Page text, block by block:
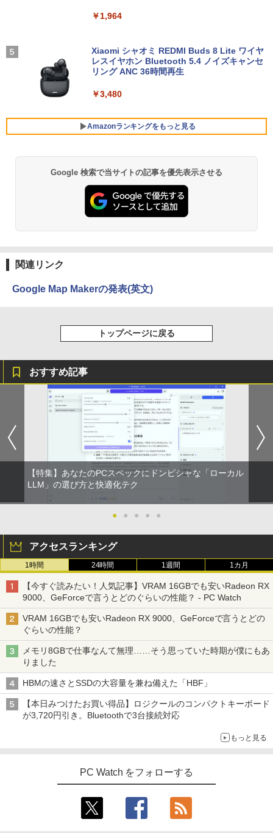
＆テンキー付き】ノートパソコン 15.6イ
DELL Latitude 3500 中古ノートパソコ
ン PC パソコン 中古ノートPC 中古PC 最
大SSD1TB メモリ32GB 中古パソコン フ
50 G7 ノートパソコン 第10世代 Core i5
Windows11 Pro 正式対応 15型液晶 WE
Bカメラ メモリ 8GB 16GB SSD 256GB
512GB WPS Office付き USB TypeC HD
MI 指紋認証 テンキー 中古PC 中古ノー
トパソコン
￥28,400
15.6インチ DP-EF164S-B ブラック
￥13,068
【公式限定2年保証】 モニター 23インチ
フルhd 高画質 100Hz VA ノングレア 非
イ パソコンモニター PCモニター フルハ
イビジョン 21インチ 液晶モニター アイ
リスオーヤマ DT-JF * 安心延長保証対象
￥16,820
￥1,964
Xiaomi シャオミ REDMI Buds 8 Lite ワイヤ
レスイヤホン Bluetooth 5.4 ノイズキャンセ
リング ANC 36時間再生
￥3,480
Amazonランキングをもっと見る
BRUCE WAYNE feat. Flo Milli, ATL Jacob
[Explicit]
￥250
￥250
見知らぬ糸
On My Road (Stadium ver.)
￥250
On My Road (Stadium ver.)
￥250
by Amazon 天然水 ラベルレス 500ml ×24本
富士山の天然水 バナジウム含有 水 ミネラル
ウォーター ペットボトル 静岡県産 500ミリリ
ットル (Smart Basic)
￥1,380
by Amazon 炭酸水 ラベルレス 500ml ×24本
art Basic)
￥1,625
by Amazon 天然水ラベルレス 2L×9本
￥1,117
【Amazon.co.jp限定】 伊藤園 磨かれて、澄
みきった日本の水 2L 8本 ラベルレス [ ケース
] [ 水 ] [ ペットボトル ] [ 箱買い ] [ ストック
￥998
薬屋のひとりごと 17巻 (デジタル版ビッグガ
ンガンコミックス)
￥770
￥832
ONE PIECE モノクロ版 115 (ジャンプコミッ
クスDIGITAL)
￥594
HUNTER×HUNTER モノクロ版 39 (ジャンプ
コミックスDIGITAL)
￥572
スーパーの裏でヤニ吸うふたり 9巻 (デジタル
￥810
Google 検索で当サイトの記事を優先表示させる
関連リンク
Google Map Makerの発表(英文)
トップページに戻る
おすすめ記事
【特集】あなたのPCスペックにドンピシャな「ローカル
LLM」の選び方と快適化テク
● ● ● ● ●
アクセスランキング
1時間 24時間 1週間 1カ月
【今すぐ読みたい！人気記事】VRAM 16GBでも安いRadeon RX
9000、GeForceで言うとどのぐらいの性能？ - PC Watch
VRAM 16GBでも安いRadeon RX 9000、GeForceで言うとどの
ぐらいの性能？
メモリ8GBで仕事なんて無理……そう思っていた時期が僕にもあ
りました
HBMの速さとSSDの大容量を兼ね備えた「HBF」
【本日みつけたお買い得品】ロジクールのコンパクトキーボード
が3,720円引き。Bluetoothで3台接続対応
もっと見る
PC Watch をフォローする